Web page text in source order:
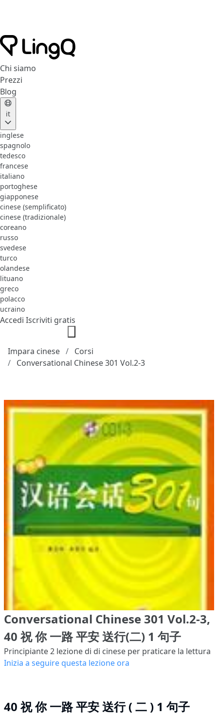
Chi siamo
Prezzi
Blog
it
inglese
spagnolo
tedesco
francese
italiano
portoghese
giapponese
cinese (semplificato)
cinese (tradizionale)
coreano
russo
svedese
turco
olandese
lituano
greco
polacco
ucraino
Accedi Iscriviti gratis
Impara cinese
Corsi
Conversational Chinese 301 Vol.2-3
Conversational Chinese 301 Vol.2-3,
40 祝 你 一路 平安 送行(二) 1 句子
Principiante 2 lezione di di cinese per praticare la lettura
Inizia a seguire questa lezione ora
40 祝 你 一路 平安 送行 ( 二 ) 1 句子